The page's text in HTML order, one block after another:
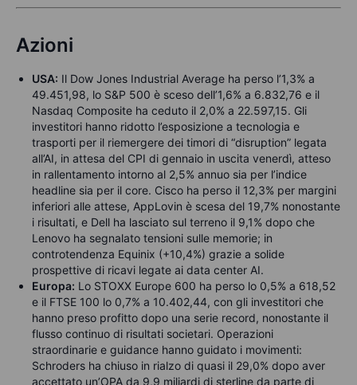
Azioni
USA: Il Dow Jones Industrial Average ha perso l’1,3% a
49.451,98, lo S&P 500 è sceso dell’1,6% a 6.832,76 e il
Nasdaq Composite ha ceduto il 2,0% a 22.597,15. Gli
investitori hanno ridotto l’esposizione a tecnologia e
trasporti per il riemergere dei timori di “disruption” legata
all’AI, in attesa del CPI di gennaio in uscita venerdì, atteso
in rallentamento intorno al 2,5% annuo sia per l’indice
headline sia per il core. Cisco ha perso il 12,3% per margini
inferiori alle attese, AppLovin è scesa del 19,7% nonostante
i risultati, e Dell ha lasciato sul terreno il 9,1% dopo che
Lenovo ha segnalato tensioni sulle memorie; in
controtendenza Equinix (+10,4%) grazie a solide
prospettive di ricavi legate ai data center AI.
Europa: Lo STOXX Europe 600 ha perso lo 0,5% a 618,52
e il FTSE 100 lo 0,7% a 10.402,44, con gli investitori che
hanno preso profitto dopo una serie record, nonostante il
flusso continuo di risultati societari. Operazioni
straordinarie e guidance hanno guidato i movimenti:
Schroders ha chiuso in rialzo di quasi il 29,0% dopo aver
accettato un’OPA da 9,9 miliardi di sterline da parte di